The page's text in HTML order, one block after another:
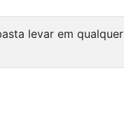
levar em qualquer